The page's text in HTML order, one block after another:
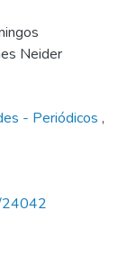
Neider
- Periódicos ,
24042